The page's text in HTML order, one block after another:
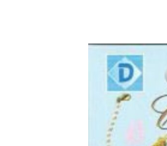
Sieraden